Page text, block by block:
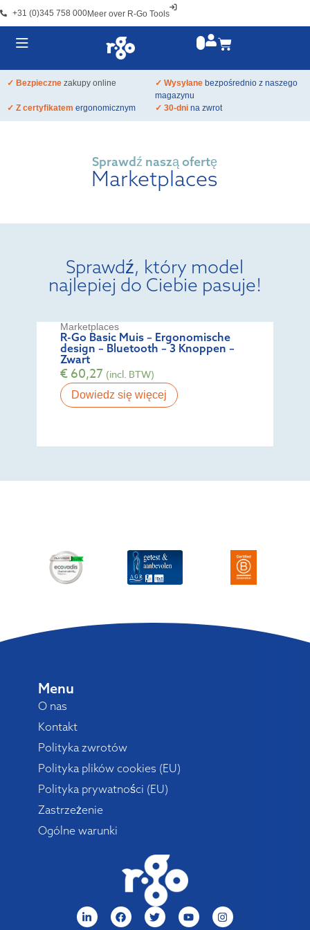
+31 (0)345 758 000Meer over R-Go Tools
✓ Bezpieczne zakupy online ✓ Wysyłane bezpośrednio z naszego
magazynu
✓ Z certyfikatem ergonomicznym ✓ 30-dni na zwrot
Sprawdź naszą ofertę
Marketplaces
Sprawdź, który model
najlepiej do Ciebie pasuje!
Marketplaces
R-Go Basic Muis – Ergonomische
design – Bluetooth – 3 Knoppen –
Zwart
€60,27 (incl. BTW)
Dowiedz się więcej
Menu
O nas
Kontakt
Polityka zwrotów
Polityka plików cookies (EU)
Polityka prywatności (EU)
Zastrzeżenie
Ogólne warunki